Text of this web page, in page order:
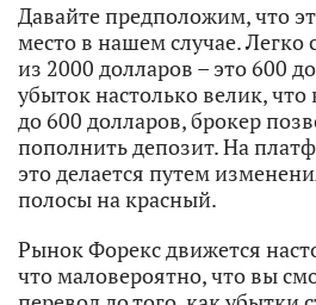
Давайте предположим, что
место в нашем случае. Легко
из 2000 долларов – это 600
убыток настолько велик, что
до 600 долларов, брокер
пополнить депозит. На
это делается путем
полосы на красный.
Рынок Форекс движется
что маловероятно, что вы